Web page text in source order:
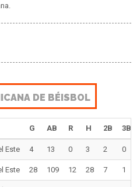
DE BÉISBOL
G AB R H 2B 3B
Este 4 13 0 3 2 0
Este 28 109 12 28 7 1